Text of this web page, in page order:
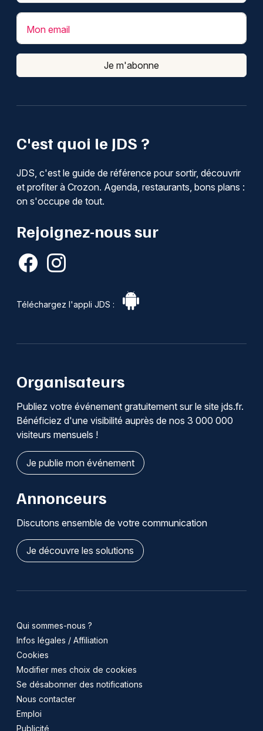
C'est quoi le JDS ?
JDS, c'est le guide de référence pour sortir, découvrir
et profiter à Crozon. Agenda, restaurants, bons plans :
on s'occupe de tout.
Rejoignez-nous sur
Téléchargez l'appli JDS :
Mon email
Je m'abonne
Organisateurs
Publiez votre événement gratuitement sur le site jds.fr.
Bénéficiez d'une visibilité auprès de nos 3 000 000
visiteurs mensuels !
Je publie mon événement
Annonceurs
Discutons ensemble de votre communication
Je découvre les solutions
Qui sommes-nous ?
Infos légales / Affiliation
Cookies
Modifier mes choix de cookies
Se désabonner des notifications
Nous contacter
Emploi
Publicité